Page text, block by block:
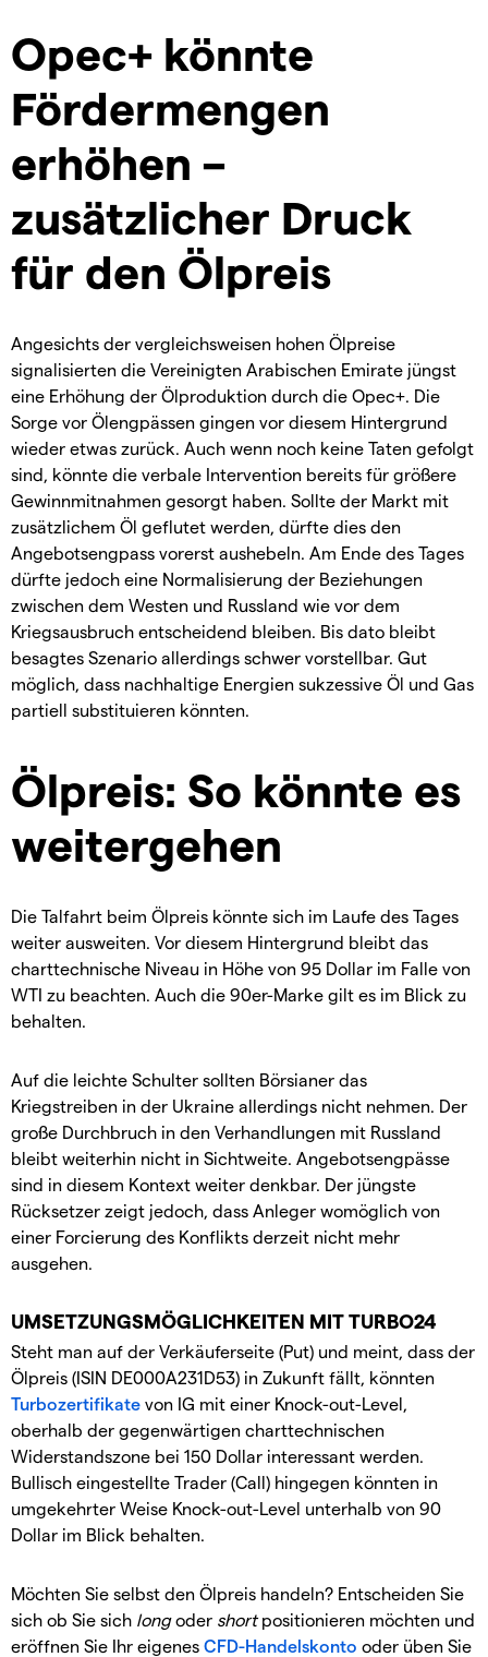
Opec+ könnte
Fördermengen
erhöhen –
zusätzlicher Druck
für den Ölpreis
Angesichts der vergleichsweisen hohen Ölpreise
signalisierten die Vereinigten Arabischen Emirate jüngst
eine Erhöhung der Ölproduktion durch die Opec+. Die
Sorge vor Ölengpässen gingen vor diesem Hintergrund
wieder etwas zurück. Auch wenn noch keine Taten gefolgt
sind, könnte die verbale Intervention bereits für größere
Gewinnmitnahmen gesorgt haben. Sollte der Markt mit
zusätzlichem Öl geflutet werden, dürfte dies den
Angebotsengpass vorerst aushebeln. Am Ende des Tages
dürfte jedoch eine Normalisierung der Beziehungen
zwischen dem Westen und Russland wie vor dem
Kriegsausbruch entscheidend bleiben. Bis dato bleibt
besagtes Szenario allerdings schwer vorstellbar. Gut
möglich, dass nachhaltige Energien sukzessive Öl und Gas
partiell substituieren könnten.
Ölpreis: So könnte es
weitergehen
Die Talfahrt beim Ölpreis könnte sich im Laufe des Tages
weiter ausweiten. Vor diesem Hintergrund bleibt das
charttechnische Niveau in Höhe von 95 Dollar im Falle von
WTI zu beachten. Auch die 90er-Marke gilt es im Blick zu
behalten.
Auf die leichte Schulter sollten Börsianer das
Kriegstreiben in der Ukraine allerdings nicht nehmen. Der
große Durchbruch in den Verhandlungen mit Russland
bleibt weiterhin nicht in Sichtweite. Angebotsengpässe
sind in diesem Kontext weiter denkbar. Der jüngste
Rücksetzer zeigt jedoch, dass Anleger womöglich von
einer Forcierung des Konflikts derzeit nicht mehr
ausgehen.
UMSETZUNGSMÖGLICHKEITEN MIT TURBO24
Steht man auf der Verkäuferseite (Put) und meint, dass der
Ölpreis (ISIN DE000A231D53) in Zukunft fällt, könnten
Turbozertifikate von IG mit einer Knock-out-Level,
oberhalb der gegenwärtigen charttechnischen
Widerstandszone bei 150 Dollar interessant werden.
Bullisch eingestellte Trader (Call) hingegen könnten in
umgekehrter Weise Knock-out-Level unterhalb von 90
Dollar im Blick behalten.
Möchten Sie selbst den Ölpreis handeln? Entscheiden Sie
sich ob Sie sich longoder shortpositionieren möchten und
eröffnen Sie Ihr eigenes CFD-Handelskonto oder üben Sie